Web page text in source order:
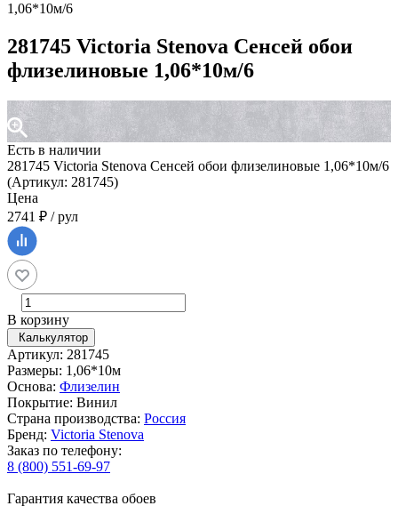
1,06*10м/6
281745 Victoria Stenova Сенсей обои
флизелиновые 1,06*10м/6
Есть в наличии
281745 Victoria Stenova Сенсей обои флизелиновые 1,06*10м/6
(Артикул: 281745)
Цена
2741 ₽ / рул
В корзину
Калькулятор
Артикул: 281745
Размеры: 1,06*10м
Основа: Флизелин
Покрытие: Винил
Страна производства: Россия
Бренд: Victoria Stenova
Заказ по телефону:
8 (800) 551-69-97
Гарантия качества обоев